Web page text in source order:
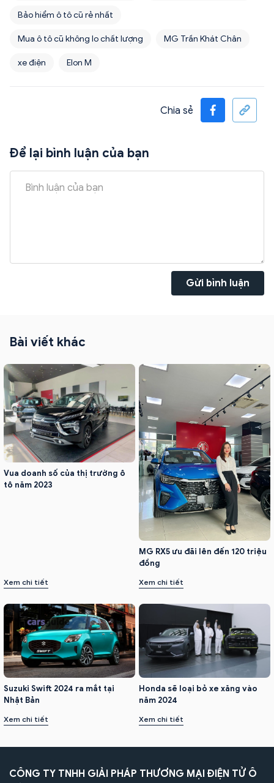
Bảo hiểm ô tô cũ rẻ nhất
Mua ô tô cũ không lo chất lượng MG Trần Khát Chân
xe điện Elon M
Chia sẻ
Để lại bình luận của bạn
Gửi bình luận
Bài viết khác
Vua doanh số của thị trường ô
tô năm 2023
Xem chi tiết
MG RX5 ưu đãi lên đến 120 triệu
đồng
Xem chi tiết
Suzuki Swift 2024 ra mắt tại
Nhật Bản
Xem chi tiết
Honda sẽ loại bỏ xe xăng vào
năm 2024
Xem chi tiết
CÔNG TY TNHH GIẢI PHÁP THƯƠNG MẠI ĐIỆN TỬ Ô